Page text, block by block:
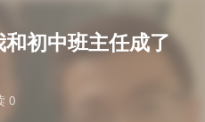
初中班主任成了
0